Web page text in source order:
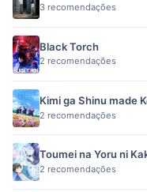
3 recomendações
Black Torch
2 recomendações
Kimi ga Shinu made
2 recomendações
Toumei na Yoru ni
2 recomendações